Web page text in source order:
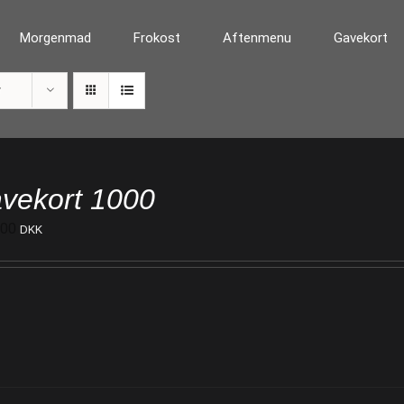
Morgenmad Frokost Aftenmenu Gavekort
1000
DKK